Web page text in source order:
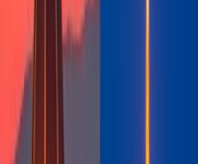
apellido, edad etc
Haga clic en siguiente y
Despues de completar el
La estada elite de